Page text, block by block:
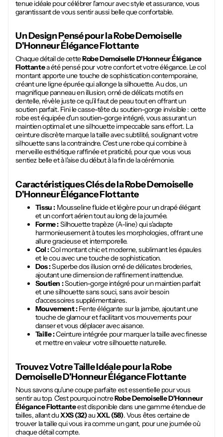
tenue idéale pour célébrer l'amour avec style et assurance, vous
garantissant de vous sentir aussi belle que confortable.
Un Design Pensé pour laRobe Demoiselle
D'Honneur Élégance Flottante
Chaque détail de cetteRobe Demoiselle D'Honneur Élégance
Flottantea été pensé pour votre confort et votre élégance. Le col
montant apporte une touche de sophistication contemporaine,
créant une ligne épurée qui allonge la silhouette. Au dos, un
magnifique panneau en illusion, orné de délicats motifs en
dentelle, révèle juste ce qu'il faut de peau tout en offrant un
soutien parfait. Fini le casse-tête du soutien-gorge invisible : cette
robe est équipée d'un soutien-gorge intégré, vous assurant un
maintien optimal et une silhouette impeccable sans effort. La
ceinture discrète marque la taille avec subtilité, soulignant votre
silhouette sans la contraindre. C'est une robe qui combine à
merveille esthétique raffinée et praticité, pour que vous vous
sentiez belle et à l'aise du début à la fin de la cérémonie.
Caractéristiques Clés de laRobe Demoiselle
D'Honneur Élégance Flottante
Tissu :Mousseline fluide et légère pour un drapé élégant
et un confort aérien tout au long de la journée.
Forme :Silhouette trapèze (A-line) qui s'adapte
harmonieusement à toutes les morphologies, offrant une
allure gracieuse et intemporelle.
Col :Col montant chic et moderne, sublimant les épaules
et le cou avec une touche de sophistication.
Dos :Superbe dos illusion orné de délicates broderies,
ajoutant une dimension de raffinement inattendue.
Soutien :Soutien-gorge intégré pour un maintien parfait
et une silhouette sans souci, sans avoir besoin
d'accessoires supplémentaires.
Mouvement :Fente élégante sur la jambe, ajoutant une
touche de glamour et facilitant vos mouvements pour
danser et vous déplacer avec aisance.
Taille :Ceinture intégrée pour marquer la taille avec finesse
et mettre en valeur votre silhouette naturelle.
Trouvez Votre Taille Idéale pour laRobe
Demoiselle D'Honneur Élégance Flottante
Nous savons qu'une coupe parfaite est essentielle pour vous
sentir au top. C'est pourquoi notreRobe Demoiselle D'Honneur
Élégance Flottanteest disponible dans une gamme étendue de
tailles, allant duXXS (32)auXXL (58). Vous êtes certaine de
trouver la taille qui vous ira comme un gant, pour une journée où
chaque détail compte.